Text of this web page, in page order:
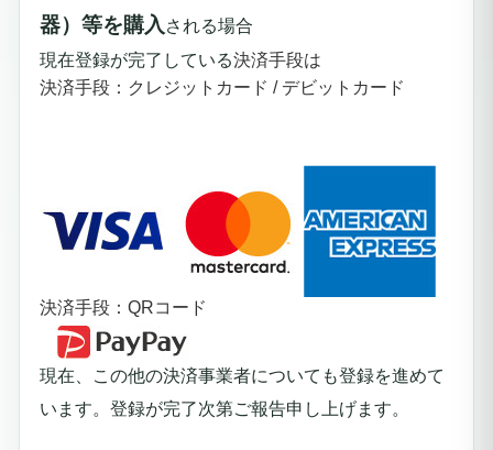
器）等を購入される場合
現在登録が完了している決済手段は
決済手段：クレジットカード / デビットカード
決済手段：QRコード
現在、この他の決済事業者についても登録を進めて
います。登録が完了次第ご報告申し上げます。